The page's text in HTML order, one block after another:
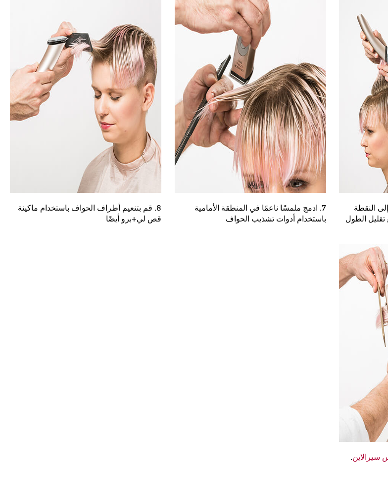
النقطة
الطول
7. ادمج ملمسًا ناعمًا في المنطقة الأمامية
باستخدام أدوات تشذيب الحواف
8. قم بتنعيم أطراف الحواف باستخدام ماكينة
قص لي+برو أيضًا
سيرالاين.